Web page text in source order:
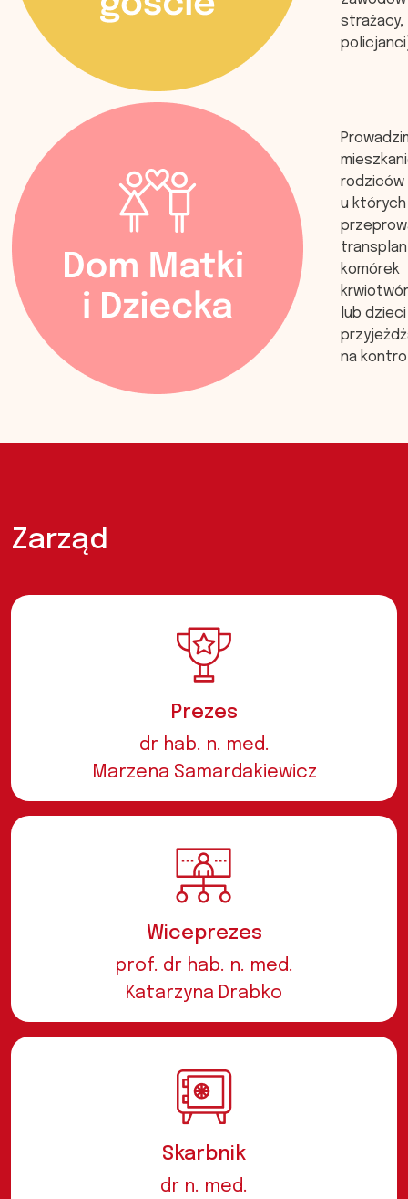
rodziców
u których
komórek
lub dzieci
na
Zarząd
Prezes
dr hab. n. med.
Marzena Samardakiewicz
Wiceprezes
prof. dr hab. n. med.
Katarzyna Drabko
Skarbnik
dr n. med.